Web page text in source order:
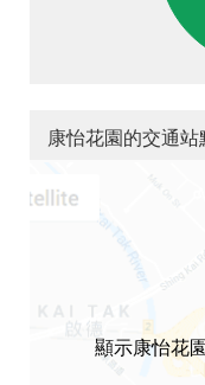
康怡花園的交通站
顯示康怡花